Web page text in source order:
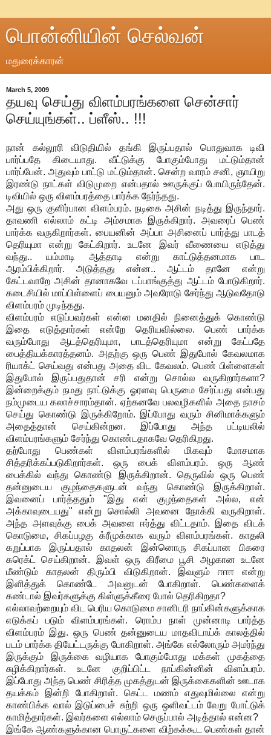
பொன்னியின் செல்வன்
மதுரைக்காரன்
March 5, 2009
தயவு செய்து விளம்பரங்களை சென்சார்
செய்யுங்கள்.. ப்ளீஸ்.. !!!
நான் கல்லூரி விடுதியில் தங்கி இருப்பதால் பொதுவாக டிவி
பார்ப்பதே கிடையாது. வீட்டுக்கு போகும்போது மட்டும்தான்
பார்ப்பேன். அதுவும் பாட்டு மட்டும்தான். சென்ற வாரம் சனி, ஞாயிறு
இரண்டு நாட்கள் விடுமுறை என்பதால் ஊருக்குப் போயிருந்தேன்.
டிவியில் ஒரு விளம்பரத்தை பார்க்க நேர்ந்தது.
அது ஒரு குளிர்பான விளம்பரம். நடிகை அசின் நடித்து இருந்தார்.
தாவணி எல்லாம் கட்டி அம்சமாக இருக்கிறார். அவரைப் பெண்
பார்க்க வருகிறார்கள். பையனின் அப்பா அசினைப் பார்த்து பாடத்
தெரியுமா என்று கேட்கிறார். உடனே இவர் வீணையை எடுத்து
வந்து.. யம்மாடி ஆத்தாடி என்று காட்டுத்தனமாக பாட
ஆரம்பிக்கிறார். அடுத்தது என்ன.. ஆட்டம் தானே என்று
கேட்டவாறே அசின் தானாகவே டப்பாங்குத்து ஆட்டம் போடுகிறார்.
கடைசியில் மாப்பிள்ளைப் பையனும் அவரோடு சேர்ந்து ஆடுவதோடு
விளம்பரம் முடிந்தது.
விளம்பரம் எடுப்பவர்கள் என்ன மனதில் நினைத்துக் கொண்டு
இதை எடுத்தார்கள் என்றே தெரியவில்லை. பெண் பார்க்க
வரும்போது ஆடத்தெரியுமா, பாடத்தெரியுமா என்று கேட்பதே
பைத்தியக்காரத்தனம். அதற்கு ஒரு பெண் இதுபோல் கேவலமாக
ரியாக்ட் செய்வது என்பது அதை விட கேவலம். பெண் பிள்ளைகள்
இதுபோல் இருப்பதுதான் சரி என்று சொல்ல வருகிறார்களா?
இன்றைக்கும் நமது நாட்டுக்கு ஓரளவு பெருமை சேர்ப்பது என்பது
நம்முடைய கலாச்சாரம்தான். ஏற்கனவே பலவழிகளில் அதை நாசம்
செய்து கொண்டு இருக்கிறோம். இப்போது வரும் சினிமாக்களும்
அதைத்தான் செய்கின்றன. இப்போது அந்த பட்டியலில்
விளம்பரங்களும் சேர்ந்து கொண்டதாகவே தெரிகிறது.
தற்போது பெண்கள் விளம்பரங்களில் மிகவும் மோசமாக
சித்தரிக்கப்படுகிறார்கள். ஒரு பைக் விளம்பரம். ஒரு ஆண்
பைக்கில் வந்து கொண்டு இருக்கிறான். தெருவில் ஒரு பெண்
தன்னுடைய குழந்தைகளுடன் வந்து கொண்டு இருக்கிறாள்.
இவனைப் பார்த்ததும் "இது என் குழந்தைகள் அல்ல, என்
அக்காவுடையது" என்று சொல்லி அவனை நோக்கி வருகிறாள்.
அந்த அளவுக்கு பைக் அவளை ஈர்த்து விட்டதாம். இதை விடக்
கொடுமை, சிகப்பழகு க்ரீமுக்காக வரும் விளம்பரங்கள். காதலி
கறுப்பாக இருப்பதால் காதலன் இன்னொரு சிகப்பான பிகரை
கரெக்ட் செய்கிறான். இவள் ஒரு கிரீமை பூசி அழகான உடனே
மீண்டும் காதலன் திரும்பி விடுகிறான். இவளும் ஈஈஈ என்று
இளித்துக் கொண்டே அவனுடன் போகிறாள். பெண்களைக்
கண்டால் இவர்களுக்கு கிள்ளுக்கீரை போல் தெரிகிறதா?
எல்லாவற்றையும் விட பெரிய கொடுமை சானிடரி நாப்கின்களுக்காக
எடுக்கப் படும் விளம்பரங்கள். ரொம்ப நாள் முன்னாடி பார்த்த
விளம்பரம் இது. ஒரு பெண் தன்னுடைய மாதவிடாய்க் காலத்தில்
படம் பார்க்க தியேட்டருக்கு போகிறாள். அங்கே எல்லோரும் அமர்ந்து
இருக்கும் இருக்கை வழியாக போகும்போது மக்கள் முகத்தை
சுழிக்கிறார்கள். உடனே குறிப்பிட்ட நாப்கின்னின் விளம்பரம்.
இப்போது அந்த பெண் சிரித்த முகத்துடன் இருக்கைகளின் ஊடாக
தயக்கம் இன்றி போகிறாள். கெட்ட மணம் எதுவுமில்லை என்று
காண்பிக்க வால் இடுப்பைச் சுற்றி ஒரு ஒளிவட்டம் வேறு போட்டுக்
காமித்தார்கள். இவர்களை எல்லாம் செருப்பால் அடித்தால் என்ன?
இங்கே ஆண்களுக்கான பொருட்களை விற்கக்கூட பெண்கள் தான்